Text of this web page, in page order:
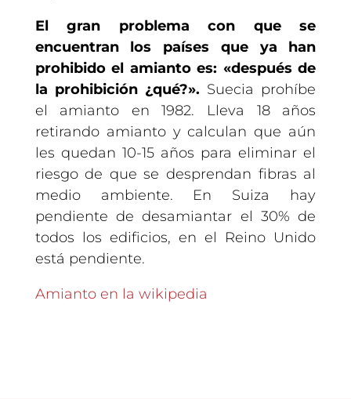
El gran problema con que se
encuentran los países que ya han
prohibido el amianto es: «después de
la prohibición ¿qué?». Suecia prohíbe
el amianto en 1982. Lleva 18 años
retirando amianto y calculan que aún
les quedan 10-15 años para eliminar el
riesgo de que se desprendan fibras al
medio ambiente. En Suiza hay
pendiente de desamiantar el 30% de
todos los edificios, en el Reino Unido
está pendiente.
Amianto en la wikipedia